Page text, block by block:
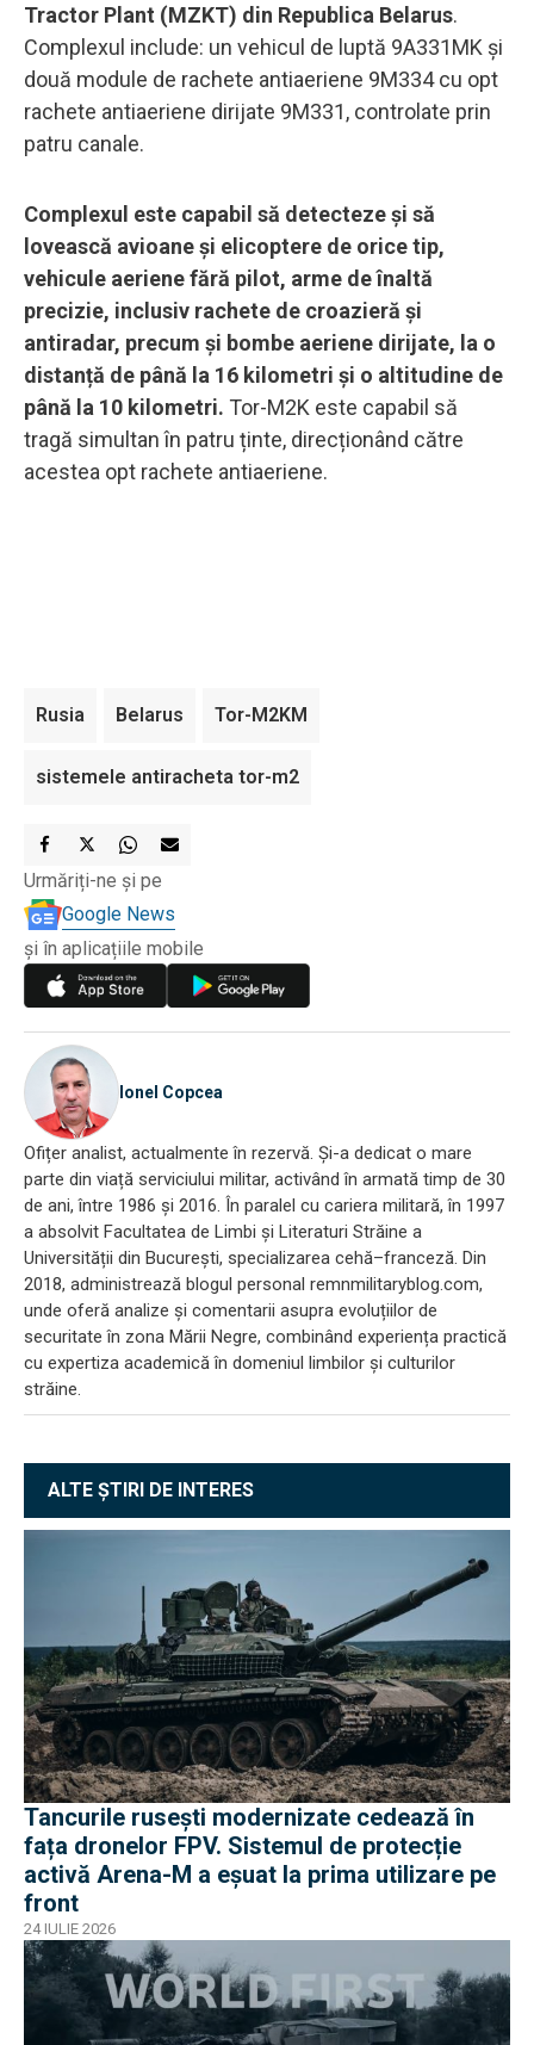
Tractor Plant (MZKT) din Republica Belarus.
Complexul include: un vehicul de luptă 9A331MK și
două module de rachete antiaeriene 9M334 cu opt
rachete antiaeriene dirijate 9M331, controlate prin
patru canale.
Complexul este capabil să detecteze și să
lovească avioane și elicoptere de orice tip,
vehicule aeriene fără pilot, arme de înaltă
precizie, inclusiv rachete de croazieră și
antiradar, precum și bombe aeriene dirijate, la o
distanță de până la 16 kilometri și o altitudine de
până la 10 kilometri. Tor-M2K este capabil să
tragă simultan în patru ținte, direcționând către
acestea opt rachete antiaeriene.
Rusia Belarus Tor-M2KM
sistemele antiracheta tor-m2
Urmăriți-ne și pe
Google News
și în aplicațiile mobile
Ionel Copcea
Ofițer analist, actualmente în rezervă. Și-a dedicat o mare
parte din viață serviciului militar, activând în armată timp de 30
de ani, între 1986 și 2016. În paralel cu cariera militară, în 1997
a absolvit Facultatea de Limbi și Literaturi Străine a
Universității din București, specializarea cehă–franceză. Din
2018, administrează blogul personal remnmilitaryblog.com,
unde oferă analize și comentarii asupra evoluțiilor de
securitate în zona Mării Negre, combinând experiența practică
cu expertiza academică în domeniul limbilor și culturilor
străine.
ALTE ȘTIRI DE INTERES
Tancurile rusești modernizate cedează în
fața dronelor FPV. Sistemul de protecție
activă Arena-M a eșuat la prima utilizare pe
front
24 IULIE 2026